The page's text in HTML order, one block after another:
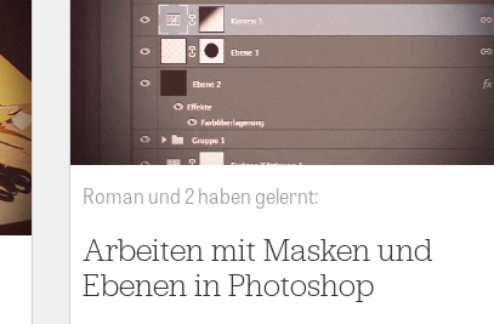
Roman und 2 haben gelernt:
Arbeiten mit Masken und
Ebenen in Photoshop